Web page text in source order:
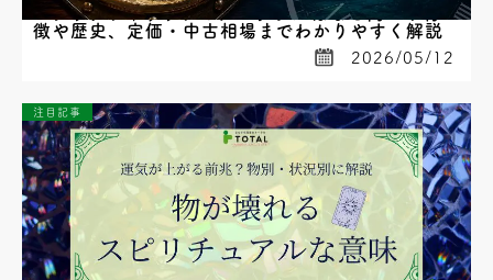
パテックフィリップのノーチラスはなぜ高い？特
徴や歴史、定価・中古相場までわかりやすく解説
2026/05/12
注目記事